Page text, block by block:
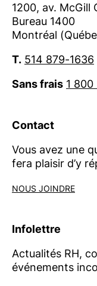
1200, av. McGill
Bureau 1400
Montréal
T. 514 879-1636
Sans frais 1 800
Contact
Vous avez une
fera plaisir d’y
NOUS JOINDRE
Infolettre
Actualités RH,
événements